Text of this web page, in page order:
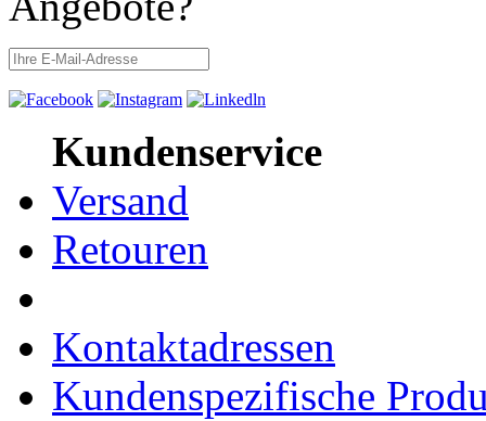
Kundenservice
Versand
Retouren
Kontaktadressen
Kundenspezifische